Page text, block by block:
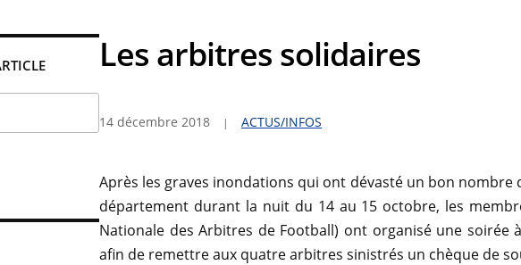
Les arbitres solidaires
14 décembre 2018 ACTUS/INFOS
Après les graves inondations qui ont dévasté un bon nombre
département durant la nuit du 14 au 15 octobre, les
Nationale des Arbitres de Football) ont organisé une soirée
afin de remettre aux quatre arbitres sinistrés un chèque de